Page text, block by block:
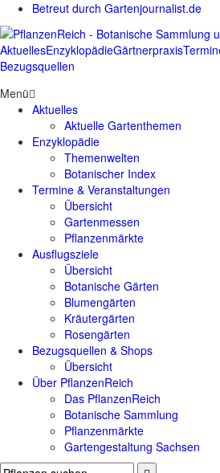
Betreut durch Gartenjournalist.de
AktuellesEnzyklopädieGärtnerpraxis
Bezugsquellen
Menü
Aktuelles
Aktuelle Gartenthemen
Enzyklopädie
Themenwelten
Botanischer Index
Termine & Veranstaltungen
Übersicht
Gartenmessen
Pflanzenmärkte
Ausflugsziele
Übersicht
Botanische Gärten
Blumengärten
Kräutergärten
Rosengärten
Bezugsquellen & Shops
Übersicht
Über PflanzenReich
Das PflanzenReich
Botanische Sammlung
Pflanzenmärkte
Gartengestaltung Sachsen